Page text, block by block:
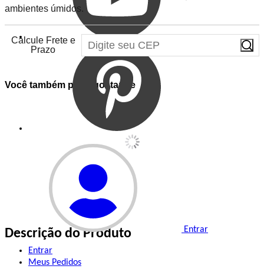
Entrar
Entrar
Meus Pedidos
ambientes úmidos.
Calcule Frete e
Prazo
Você também pode gostar de
Descrição do Produto